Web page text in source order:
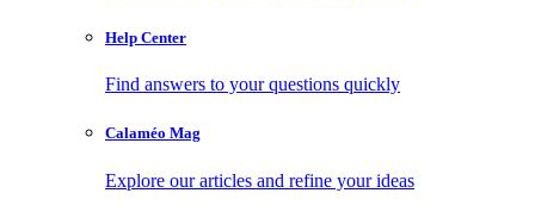
Help Center
Find answers to your questions quickly
Calaméo Mag
Explore our articles and refine your ideas